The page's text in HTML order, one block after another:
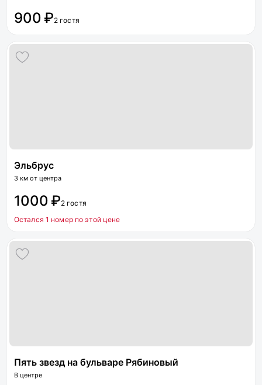
900 ₽2 гостя
Эльбрус
3 км от центра
1000 ₽2 гостя
Остался 1 номер по этой цене
Пять звезд на бульваре Рябиновый
В центре